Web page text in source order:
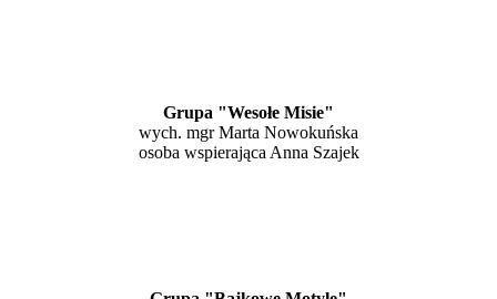
Grupa "Wesołe Misie"
wych. mgr Marta Nowokuńska
osoba wspierająca Anna Szajek